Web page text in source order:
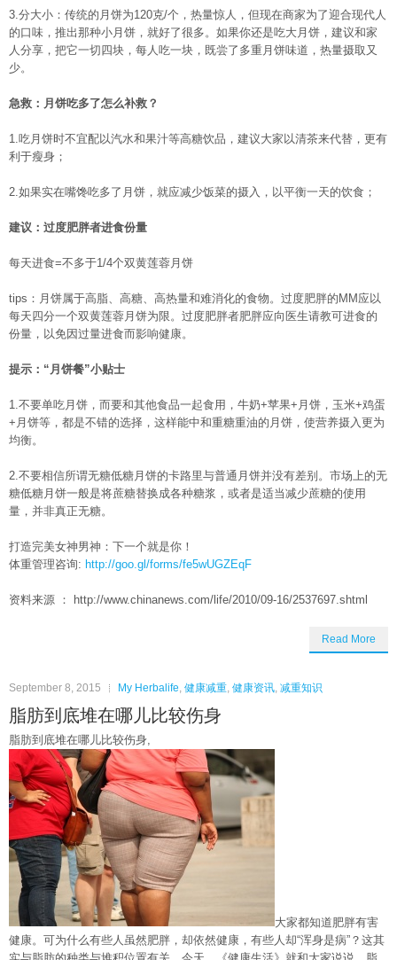
3.分大小：传统的月饼为120克/个，热量惊人，但现在商家为了迎合现代人
的口味，推出那种小月饼，就好了很多。如果你还是吃大月饼，建议和家
人分享，把它一切四块，每人吃一块，既尝了多重月饼味道，热量摄取又
少。
急救：月饼吃多了怎么补救？
1.吃月饼时不宜配以汽水和果汁等高糖饮品，建议大家以清茶来代替，更有
利于瘦身；
2.如果实在嘴馋吃多了月饼，就应减少饭菜的摄入，以平衡一天的饮食；
建议：过度肥胖者进食份量
每天进食=不多于1/4个双黄莲蓉月饼
tips：月饼属于高脂、高糖、高热量和难消化的食物。过度肥胖的MM应以
每天四分一个双黄莲蓉月饼为限。过度肥胖者肥胖应向医生请教可进食的
份量，以免因过量进食而影响健康。
提示：“月饼餐”小贴士
1.不要单吃月饼，而要和其他食品一起食用，牛奶+苹果+月饼，玉米+鸡蛋
+月饼等，都是不错的选择，这样能中和重糖重油的月饼，使营养摄入更为
均衡。
2.不要相信所谓无糖低糖月饼的卡路里与普通月饼并没有差别。市场上的无
糖低糖月饼一般是将蔗糖替换成各种糖浆，或者是适当减少蔗糖的使用
量，并非真正无糖。
打造完美女神男神：下一个就是你！
体重管理咨询: http://goo.gl/forms/fe5wUGZEqF
资料来源 ： http://www.chinanews.com/life/2010/09-16/2537697.shtml
Read More
September 8, 2015 My Herbalife, 健康减重, 健康资讯, 减重知识
脂肪到底堆在哪儿比较伤身
脂肪到底堆在哪儿比较伤身,
大家都知道肥胖有害
健康。可为什么有些人虽然肥胖，却依然健康，有些人却“浑身是病”？这其